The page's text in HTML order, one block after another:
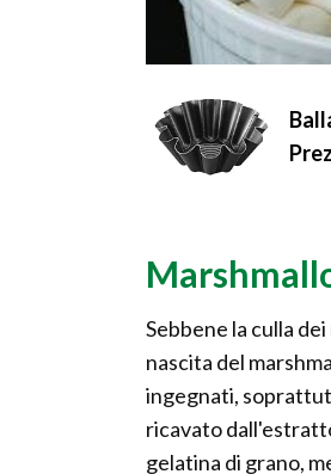
Sebbene la culla
nascita del
ingegnati,
ricavato
gelatina di grano,